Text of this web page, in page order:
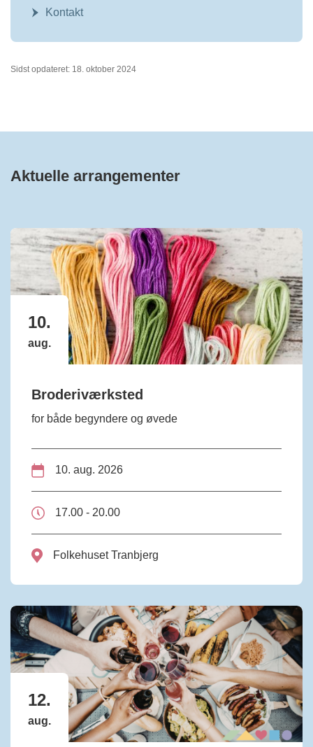
Kontakt
Sidst opdateret: 18. oktober 2024
Aktuelle arrangementer
10.
aug.
Broderiværksted
for både begyndere og øvede
10. aug. 2026
17.00 - 20.00
Folkehuset Tranbjerg
12.
aug.